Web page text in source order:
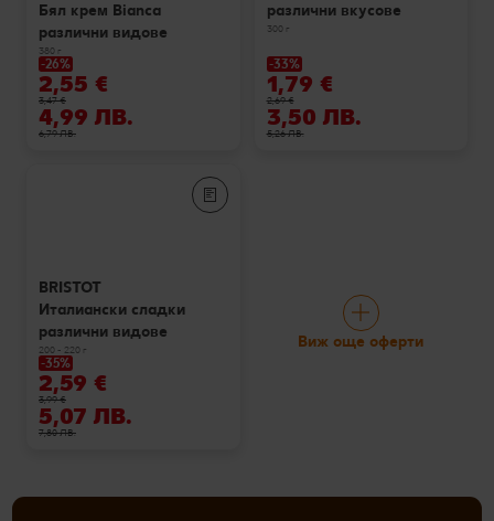
Бял крем Bianca
различни видове
380 г
-26%
2,55 €
3,47 €
4,99 ЛВ.
6,79 ЛВ.
различни вкусове
300 г
-33%
1,79 €
2,69 €
3,50 ЛВ.
5,26 ЛВ.
BRISTOT
Италиански сладки
различни видове
200 - 220 г
-35%
2,59 €
3,99 €
5,07 ЛВ.
7,80 ЛВ.
Виж още оферти